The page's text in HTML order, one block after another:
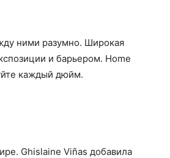
ними разумно. Широкая
и барьером. Home
каждый дюйм.
Ghislaine Viñas добавила